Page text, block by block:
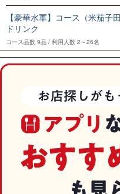
【豪華水軍】コース（米茄
ドリンク
コース品数 9品 利用人数 2～26名